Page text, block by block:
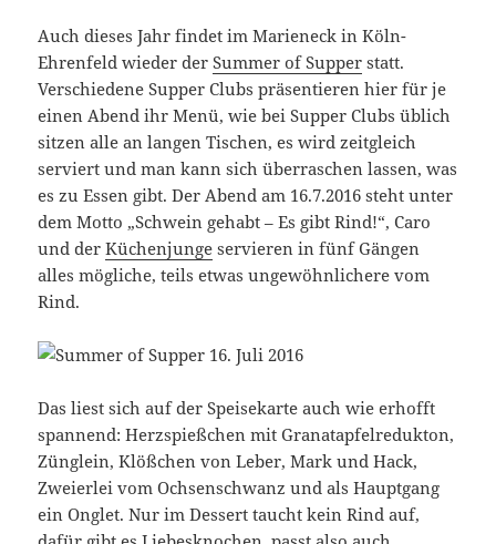
Auch dieses Jahr findet im Marieneck in Köln-
Ehrenfeld wieder derSummer of Supper statt.
Verschiedene Supper Clubs präsentieren hier für je
einen Abend ihr Menü, wie bei Supper Clubs üblich
sitzen alle an langen Tischen, es wird zeitgleich
serviert und man kann sich überraschen lassen, was
es zu Essen gibt. Der Abend am 16.7.2016 steht unter
dem Motto „Schwein gehabt – Es gibt Rind!“, Caro
und derKüchenjunge servieren in fünf Gängen
alles mögliche, teils etwas ungewöhnlichere vom
Rind.
Das liest sich auf der Speisekarte auch wie erhofft
spannend: Herzspießchen mit Granatapfelredukton,
Zünglein, Klößchen von Leber, Mark und Hack,
Zweierlei vom Ochsenschwanz und als Hauptgang
ein Onglet. Nur im Dessert taucht kein Rind auf,